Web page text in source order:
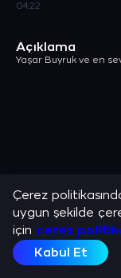
04:22
Açıklama
Yaşar Buyruk ve en
Çerez
uygun şekilde
için çerez
Kabul Et